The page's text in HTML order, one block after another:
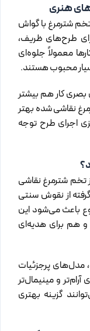
هنری
شترمرغ با گواش
طرح‌های ظریف،
معمولاً جلوه‌ای
محبوب هستند.
بصری کار هم بیشتر
نقاشی شده بهتر
اجرای طرح توجه
شترمرغ نقاشی
از نقوش سنتی
باعث می‌شود این
هم برای هدیه‌ای
مدل‌های پرجزئیات
و مینیمال‌تر
گزینه بهتری